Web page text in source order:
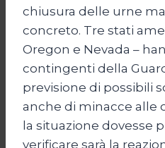
chiusura delle urne
concreto. Tre stati
Oregon e Nevada –
contingenti della
previsione di possibili
anche di minacce alle
la situazione dovesse
verificare sarà la